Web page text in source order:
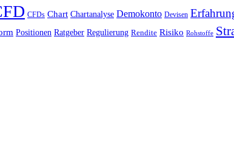
CFDs Chart Chartanalyse Demokonto Devisen
Positionen Ratgeber Regulierung Rendite Risiko Rohstoffe